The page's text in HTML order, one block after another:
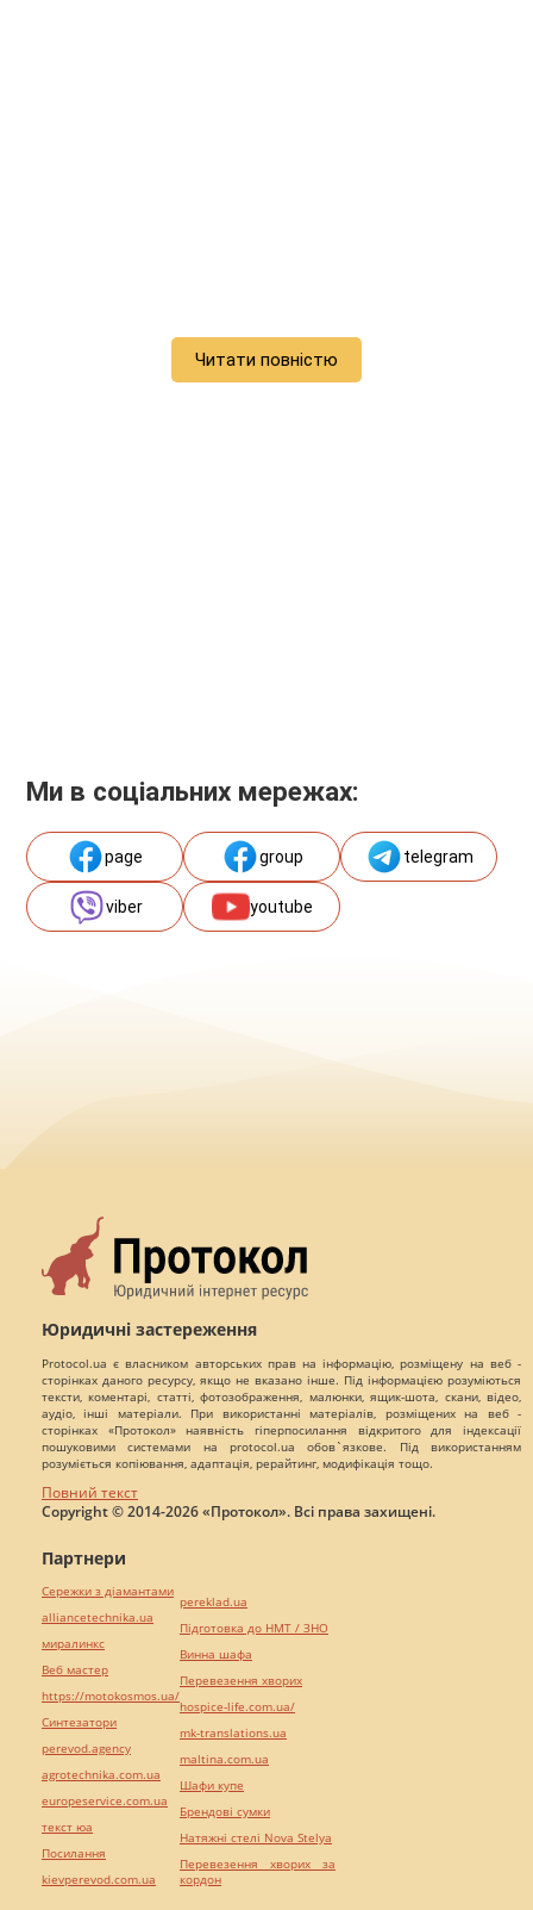
Читати повністю
Ми в соціальних мережах:
page group telegram
viber youtube
Юридичні застереження
Protocol.ua є власником авторських прав на інформацію, розміщену на веб -
сторінках даного ресурсу, якщо не вказано інше. Під інформацією розуміються
тексти, коментарі, статті, фотозображення, малюнки, ящик-шота, скани, відео,
аудіо, інші матеріали. При використанні матеріалів, розміщених на веб -
сторінках «Протокол» наявність гіперпосилання відкритого для індексації
пошуковими системами на protocol.ua обов`язкове. Під використанням
розуміється копіювання, адаптація, рерайтинг, модифікація тощо.
Повний текст
Copyright © 2014-2026 «Протокол». Всі права захищені.
Партнери
Сережки з діамантами
alliancetechnika.ua
миралинкс
Веб мастер
https://motokosmos.ua/
Синтезатори
perevod.agency
agrotechnika.com.ua
europeservice.com.ua
текст юа
Посилання
kievperevod.com.ua
pereklad.ua
Підготовка до НМТ / ЗНО
Винна шафа
Перевезення хворих
hospice-life.com.ua/
mk-translations.ua
maltina.com.ua
Шафи купе
Брендові сумки
Натяжні стелі Nova Stelya
Перевезення хворих за
кордон